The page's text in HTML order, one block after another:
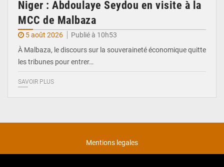
Niger : Abdoulaye Seydou en visite à la
MCC de Malbaza
5 août 2026
Publié à 10h53
À Malbaza, le discours sur la souveraineté économique quitte
les tribunes pour entrer…
SAVOIR PLUS
Mentions legales